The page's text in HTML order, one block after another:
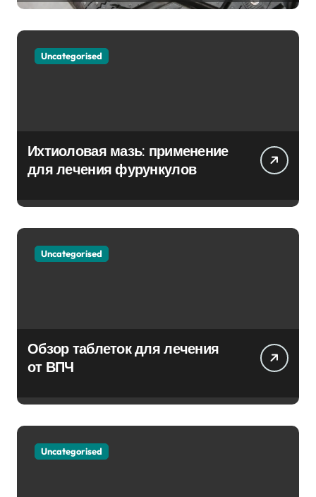
Uncategorised
Ихтиоловая мазь: применение
для лечения фурункулов
Uncategorised
Обзор таблеток для лечения
от ВПЧ
Uncategorised